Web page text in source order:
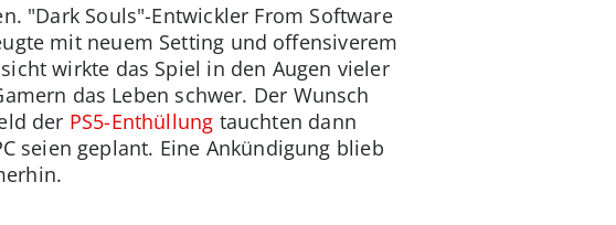
"Dark Souls"-Entwickler From Software
mit neuem Setting und offensiverem
wirkte das Spiel in den Augen vieler
das Leben schwer. Der Wunsch
der PS5-Enthüllung tauchten dann
seien geplant. Eine Ankündigung blieb